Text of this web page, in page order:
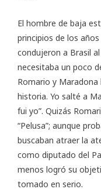
El hombre de baja
principios de los
condujeron a Brasil
necesitaba un poco
Romario y
historia. Yo salté a
fui yo”. Quizás
“Pelusa”; aunque
buscaban atraer la
como diputado del
menos logró su
tomado en serio.